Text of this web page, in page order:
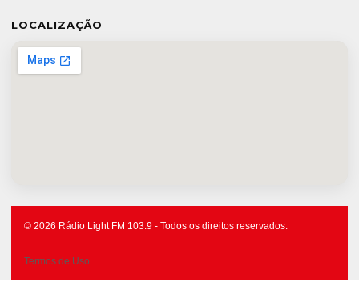
LOCALIZAÇÃO
© 2026 Rádio Light FM 103.9 - Todos os direitos reservados.
Termos de Uso